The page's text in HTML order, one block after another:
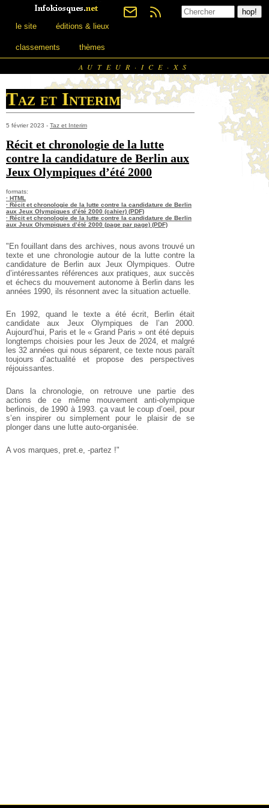
le site éditions & lieux
classements thèmes
AUTEUR·ICE·XS
Taz et Interim
5 février 2023 - Taz et Interim
Récit et chronologie de la lutte
contre la candidature de Berlin aux
Jeux Olympiques d’été 2000
formats:
· HTML
· Récit et chronologie de la lutte contre la candidature de Berlin
aux Jeux Olympiques d’été 2000 (cahier) (PDF)
· Récit et chronologie de la lutte contre la candidature de Berlin
aux Jeux Olympiques d’été 2000 (page par page) (PDF)
"En fouillant dans des archives, nous avons trouvé un
texte et une chronologie autour de la lutte contre la
candidature de Berlin aux Jeux Olympiques. Outre
d’intéressantes références aux pratiques, aux succès
et échecs du mouvement autonome à Berlin dans les
années 1990, ils résonnent avec la situation actuelle.
En 1992, quand le texte a été écrit, Berlin était
candidate aux Jeux Olympiques de l’an 2000.
Aujourd’hui, Paris et le « Grand Paris » ont été depuis
longtemps choisies pour les Jeux de 2024, et malgré
les 32 années qui nous séparent, ce texte nous paraît
toujours d’actualité et propose des perspectives
réjouissantes.
Dans la chronologie, on retrouve une partie des
actions de ce même mouvement anti-olympique
berlinois, de 1990 à 1993. ça vaut le coup d’oeil, pour
s’en inspirer ou simplement pour le plaisir de se
plonger dans une lutte auto-organisée.
A vos marques, pret.e, -partez !"